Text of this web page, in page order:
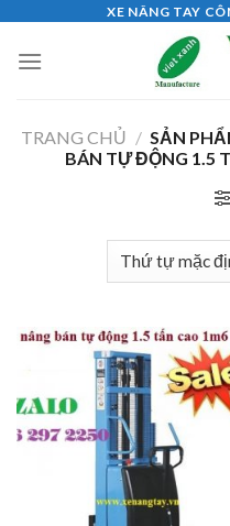
content
XE NÂNG TAY
TRANG CHỦ / SẢN
BÁN TỰ ĐỘNG 1.5